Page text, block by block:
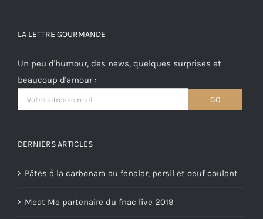
LA LETTRE GOURMANDE
Un peu d'humour, des news, quelques surprises et
beaucoup d'amour :
DERNIERS ARTICLES
Pâtes à la carbonara au fenalar, persil et oeuf coulant
Meat Me partenaire du fnac live 2019